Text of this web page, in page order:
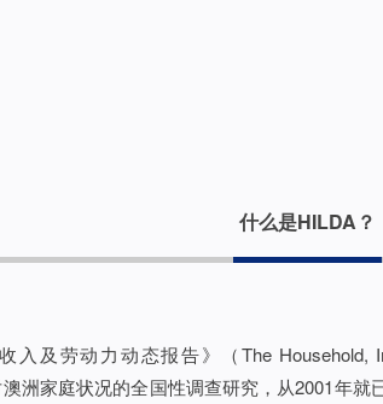
什么是HILDA？
入及劳动力动态报告》（The Household,
洲家庭状况的全国性调查研究，从2001年